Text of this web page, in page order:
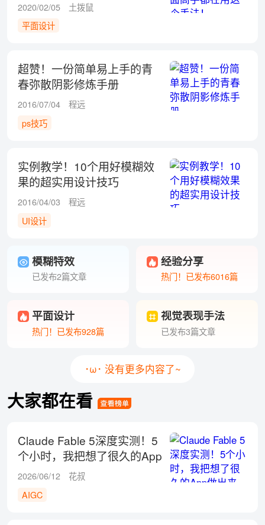
2020/02/05
土拨鼠
平面设计
超赞！一份简单易上手的青
春弥散阴影修炼手册
2016/07/04
程远
ps技巧
实例教学！10个用好模糊效
果的超实用设计技巧
2016/04/03
程远
UI设计
模糊特效
已发布2篇文章
经验分享
热门！已发布6016篇
平面设计
热门！已发布928篇
视觉表现手法
已发布3篇文章
･ω･ 没有更多内容了~
大家都在看
Claude Fable 5深度实测！5
个小时，我把想了很久的App
做出来了！
2026/06/12
花叔
AIGC